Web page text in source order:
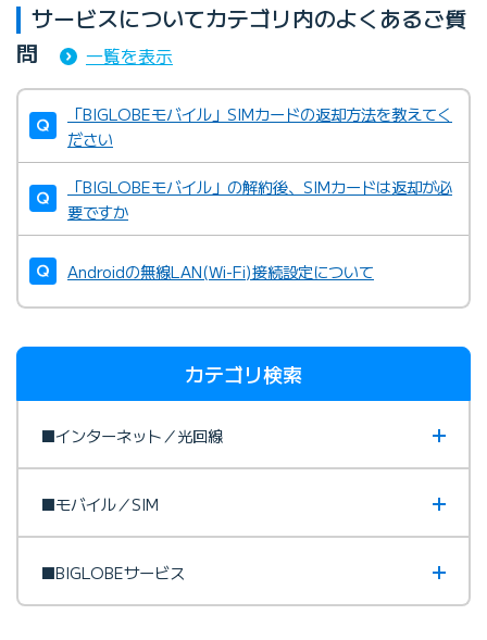
サービスについてカテゴリ内のよくあるご質
問
一覧を表示
「BIGLOBEモバイル」SIMカードの返却方法を教えてく
ださい
「BIGLOBEモバイル」の解約後、SIMカードは返却が必
要ですか
Androidの無線LAN(Wi-Fi)接続設定について
カテゴリ検索
■インターネット／光回線
■モバイル／SIM
■BIGLOBEサービス